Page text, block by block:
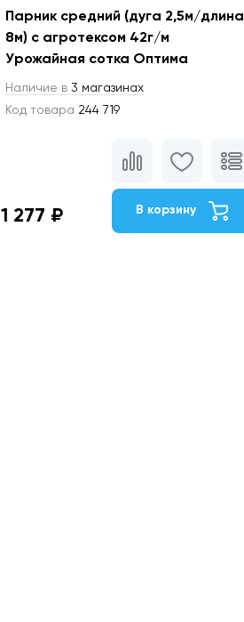
Парник средний (дуга 2,5м/длина
8м) с агротексом 42г/м
Урожайная сотка Оптима
Наличие в3 магазинах
Код товара 244 719
1 277 ₽ В корзину